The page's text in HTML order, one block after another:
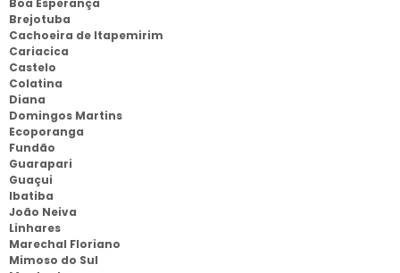
Boa Esperança
Brejotuba
Cachoeira de Itapemirim
Cariacica
Castelo
Colatina
Diana
Domingos Martins
Ecoporanga
Fundão
Guarapari
Guaçui
Ibatiba
João Neiva
Linhares
Marechal Floriano
Mimoso do Sul